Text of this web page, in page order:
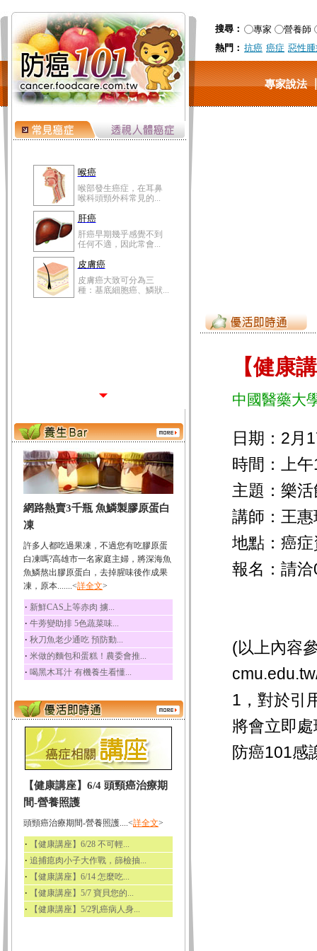
搜尋： 專家
營養師
熱門： 抗癌 癌症 惡性
專家說法
喉癌
喉部發生癌症，在耳鼻
喉科頭頸外科常見的...
肝癌
肝癌早期幾乎感覺不到
任何不適，因此常會...
皮膚癌
皮膚癌大致可分為三
種：基底細胞癌、鱗狀...
網路熱賣3千瓶 魚鱗製膠原蛋白
凍
許多人都吃過果凍，不過您有吃膠原蛋
白凍嗎?高雄市一名家庭主婦，將深海魚
魚鱗熬出膠原蛋白，去掉腥味後作成果
凍，原本.......<詳全文>
‧ 新鮮CAS上等赤肉 擄...
‧ 牛蒡變助排 5色蔬菜味...
‧ 秋刀魚老少通吃 預防動...
‧ 米做的麵包和蛋糕！農委會推...
‧ 喝黑木耳汁 有機養生看懂...
【健康講座】6/4 頭頸癌治療期
間-營養照護
頭頸癌治療期間-營養照護....<詳全文>
‧ 【健康講座】6/28 不可輕...
‧ 追捕瘜肉小子大作戰，篩檢抽...
‧ 【健康講座】6/14 怎麼吃...
‧ 【健康講座】5/7 寶貝您的...
‧ 【健康講座】5/2乳癌病人身...
【健康
中國醫藥大
日期：2月
時間：上
主題：樂
講師：王
地點：癌
報名：請
(以上內容
1，對於引
將會立即
防癌101感